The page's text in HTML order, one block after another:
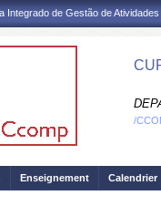
Integrado de Gestão de
/
Enseignement Calendrier